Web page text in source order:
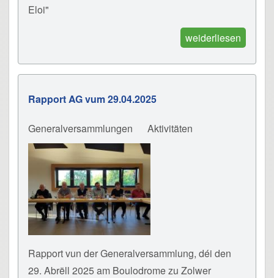
Eloi"
weiderliesen
Rapport AG vum 29.04.2025
Generalversammlungen Aktivitäten
Rapport vun der Generalversammlung, déi den
29. Abrëll 2025 am Boulodrome zu Zolwer